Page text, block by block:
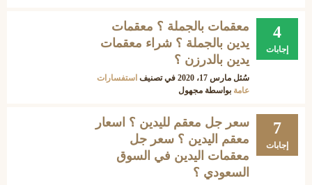
4
إجابات
معقمات بالجملة ؟ معقمات
يدين بالجملة ؟ شراء معقمات
يدين بالدرزن ؟
سُئل مارس 17، 2020 في تصنيف استفسارات
عامة بواسطة مجهول
7
إجابات
سعر جل معقم لليدين ؟ اسعار
معقم اليدين ؟ سعر جل
معقمات اليدين في السوق
السعودي ؟